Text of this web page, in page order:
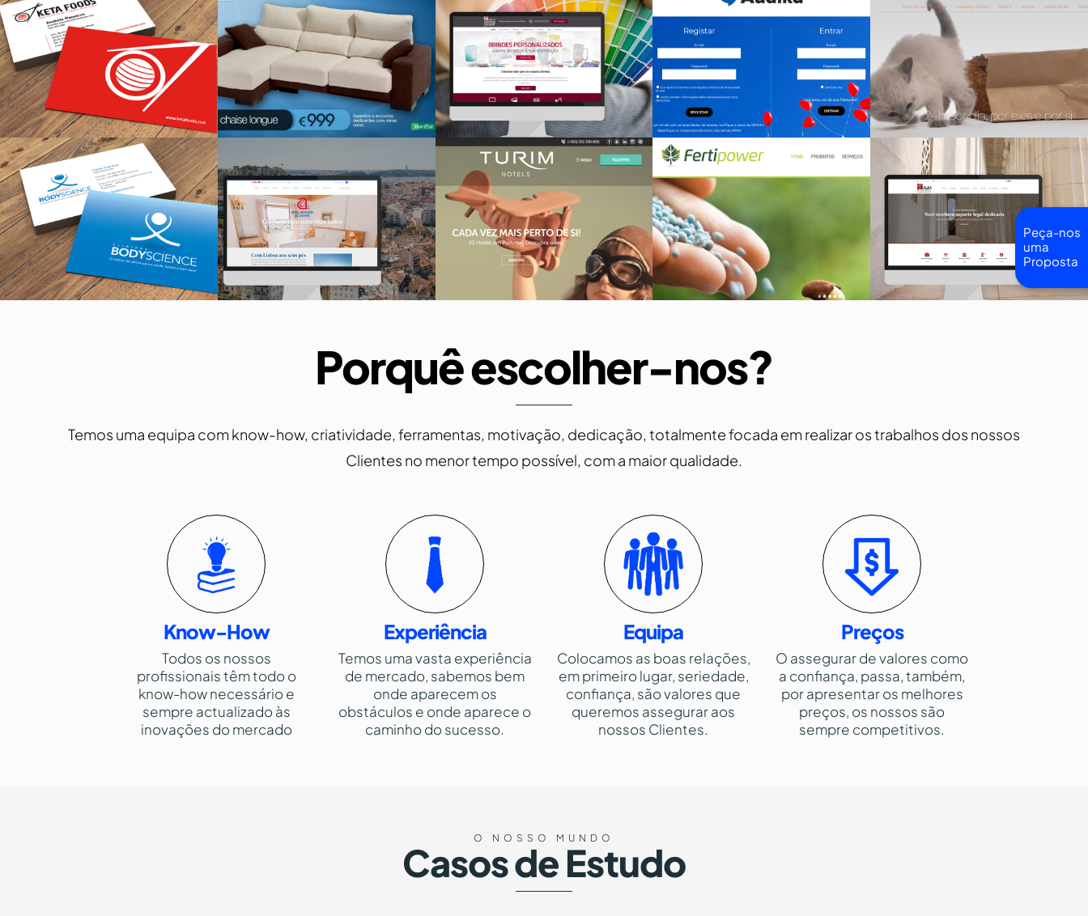
Porquê escolher-nos?
Temos uma equipa com know-how, criatividade, ferramentas, motivação, dedicação, totalmente focada em realizar os trabalhos dos nossos
Clientes no menor tempo possível, com a maior qualidade.
Know-How
Todos os nossos
profissionais têm todo o
know-how necessário e
sempre actualizado às
inovações do mercado
Experiência
Temos uma vasta experiência
de mercado, sabemos bem
onde aparecem os
obstáculos e onde aparece o
caminho do sucesso.
Equipa
Colocamos as boas relações,
em primeiro lugar, seriedade,
confiança, são valores que
queremos assegurar aos
nossos Clientes.
Preços
O assegurar de valores como
a confiança, passa, também,
por apresentar os melhores
preços, os nossos são
sempre competitivos.
O NOSSO MUNDO
Casos de Estudo
Peça-nos
uma
Proposta